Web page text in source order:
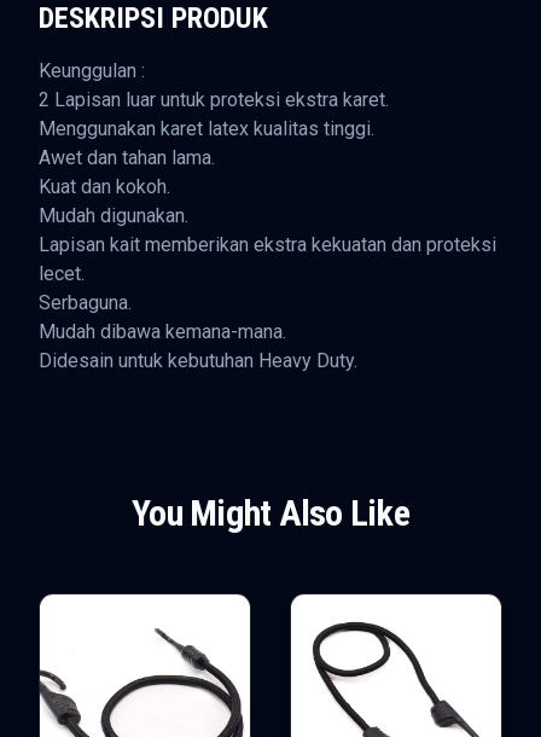
DESKRIPSI PRODUK
Keunggulan :
2 Lapisan luar untuk proteksi ekstra karet.
Menggunakan karet latex kualitas tinggi.
Awet dan tahan lama.
Kuat dan kokoh.
Mudah digunakan.
Lapisan kait memberikan ekstra kekuatan dan proteksi
lecet.
Serbaguna.
Mudah dibawa kemana-mana.
Didesain untuk kebutuhan Heavy Duty.
You Might Also Like